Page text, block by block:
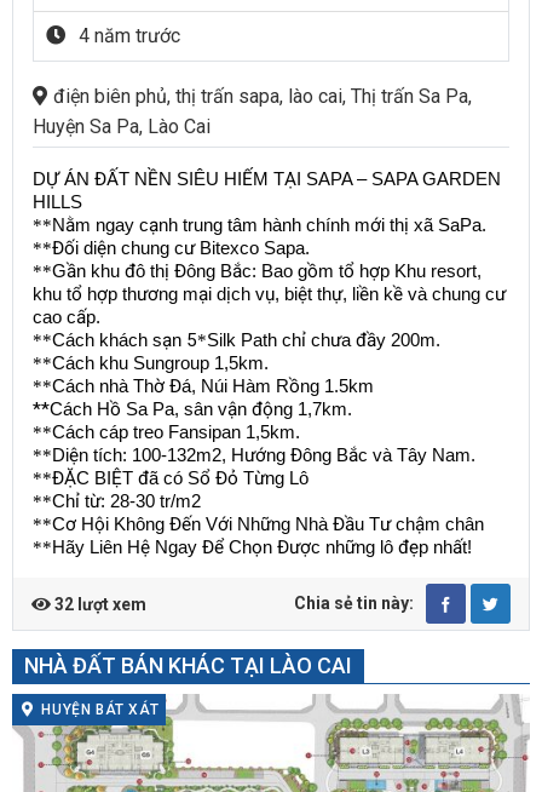
4 năm trước
điện biên phủ, thị trấn sapa, lào cai, Thị trấn Sa Pa,
Huyện Sa Pa, Lào Cai
DỰÁN ĐẤT N ỀN SIÊU HI ẾM TẠ I SAPA – SAPA GARDEN
HILLS
**Nằm ngay cạnh trung tâm hành chính mới thị xã SaPa.
**Đối diện chung cưBitexco Sapa.
**Gần khu đô thị Đông Bắc: Bao gồm tổ hợp Khu resort,
khu tổ hợp thương mại dịch vụ, biệt thự, liền kề và chung cư
cao cấp.
**Cách khách sạn 5*Silk Path chỉ chưađầy 200m.
**Cách khu Sungroup 1,5km.
**Cách nhà Thờ Đá, Núi Hàm Rồng 1.5km
**Cách Hồ Sa Pa, sân vận động 1,7km.
**Cách cáp treo Fansipan 1,5km.
**Diện tích: 100-132m2, Hướng Đông Bắc và Tây Nam.
**ĐẶC BI ỆT đã có Sổ Đỏ Từng Lô
**Chỉ từ: 28-30 tr/m2
**Cơ Hội Không Đến Với Những NhàĐầu Tưchậm chân
**Hãy Liên Hệ Ngay Để Chọn Được những lô đẹp nhất!
32 lượt xem Chia sẻ tin này:
NHÀ ĐẤT BÁN KHÁC TẠI LÀO CAI
HUYỆN BÁT XÁT